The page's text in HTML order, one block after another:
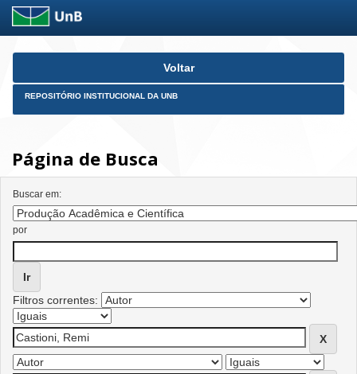
Skip
Voltar
REPOSITÓRIO INSTITUCIONAL DA UNB
Página de Busca
Buscar em:
por
Filtros correntes: